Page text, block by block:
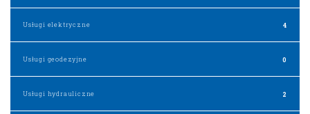
Usługi elektryczne 4
Usługi geodezyjne 0
Usługi hydrauliczne 2